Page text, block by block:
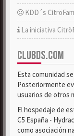
KDD´s
La iniciativa
CLUBDS.COM
Esta comunidad
Posteriormente
usuarios de otros
El hospedaje de
C5 España -
como asociación